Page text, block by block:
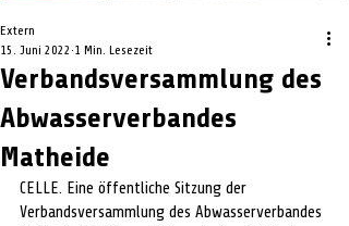
Verbandsversammlung des
Abwasserverbandes
Matheide
Extern
15. Juni 2022 1 Min. Lesezeit
CELLE. Eine öffentliche Sitzung der
Verbandsversammlung des Abwasserverbandes